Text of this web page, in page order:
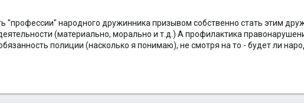
"профессии" народного дружинника призывом собственно стать этим
(материально, морально и т.д.) А профилактика
полиции (насколько я понимаю), не смотря на то - будет ли